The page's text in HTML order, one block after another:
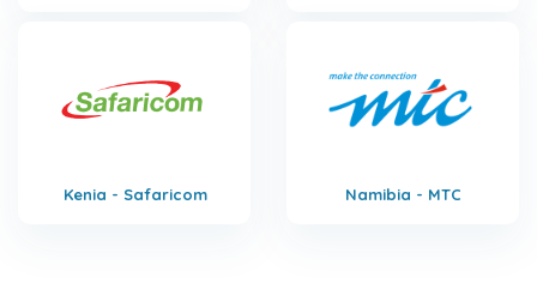
Kenia - Safaricom Namibia - MTC